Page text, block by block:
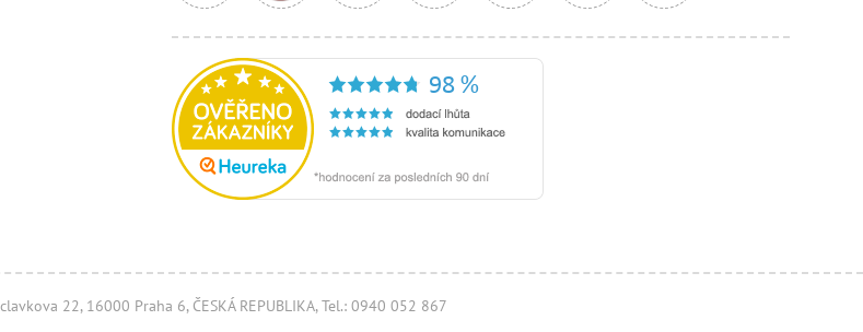
22, 16000 Praha 6, ČESKÁ REPUBLIKA, Tel.: 0940 052 867